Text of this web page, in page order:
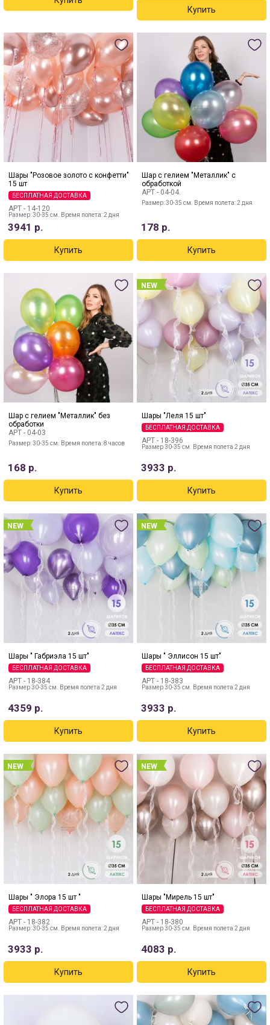
Шары "Розовое золото с конфетти"
15 шт
БЕСПЛАТНАЯ ДОСТАВКА
АРТ - 14-120
Размер: 30-35 см. Время полета: 2 дня
3941 р.
Шар с гелием "Металлик" с
обработкой
АРТ - 04-04.
Размер: 30-35 см. Время полета: 2 дня
178 р.
Шар с гелием "Металлик" без
обработки
АРТ - 04-03
Размер: 30-35 см. Время полета: 8 часов
168 р.
NEW
Шары "Леля 15 шт"
БЕСПЛАТНАЯ ДОСТАВКА
АРТ - 18-396
Размер 30-35 см. Время полета 2 дня
3933 р.
NEW
Шары " Габриэла 15 шт"
БЕСПЛАТНАЯ ДОСТАВКА
АРТ - 18-384
Размер 30-35 см. Время полета 2 дня
4359 р.
NEW
Шары " Эллисон 15 шт"
БЕСПЛАТНАЯ ДОСТАВКА
АРТ - 18-383
Размер 30-35 см. Время полета 2 дня
3933 р.
NEW
Шары " Элора 15 шт "
БЕСПЛАТНАЯ ДОСТАВКА
АРТ - 18-382
Размер: 30-35 см. Время полета: 2 дня
3933 р.
NEW
Шары "Мирель 15 шт"
БЕСПЛАТНАЯ ДОСТАВКА
АРТ - 18-380
Размер 30-35 см. Время полета 2 дня
4083 р.